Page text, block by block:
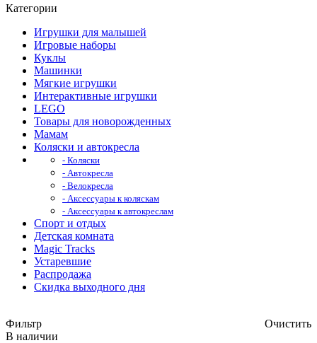
Категории
Игрушки для малышей
Игровые наборы
Куклы
Машинки
Мягкие игрушки
Интерактивные игрушки
LEGO
Товары для новорожденных
Мамам
Коляски и автокресла
- Коляски
- Автокресла
- Велокресла
- Аксессуары к коляскам
- Аксессуары к автокреслам
Спорт и отдых
Детская комната
Magic Tracks
Устаревшие
Распродажа
Скидка выходного дня
Фильтр
Очистить
В наличии